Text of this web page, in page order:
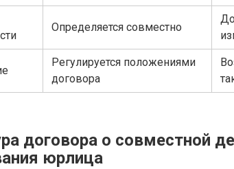
Определяется совместно
Регулируется положениями
договора
договора о совместной
юрлица